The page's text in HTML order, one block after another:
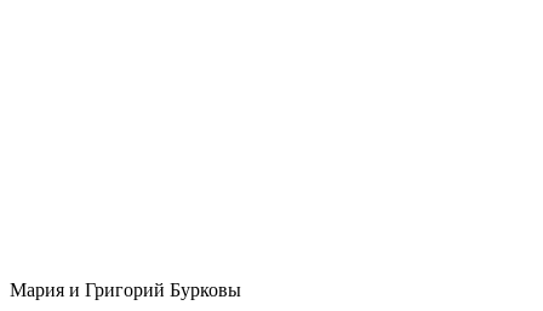
Мария и Григорий Бурковы